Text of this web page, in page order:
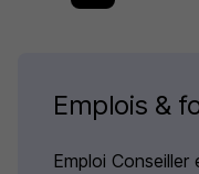
Emplois &
Emploi